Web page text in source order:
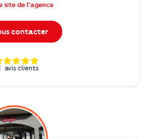
site de l'agence
contacter
avis clients